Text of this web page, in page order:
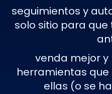
seguimientos y
solo sitio para
venda mejor
herramientas
ellas (o se